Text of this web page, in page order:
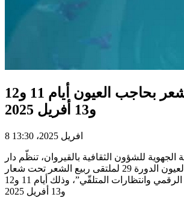
ملتقى ربيع الشعر بحاجب العيون أيام 11 و12
و13 أفريل 2025
8 افريل 2025، 13:30
للشؤون الثقافية بالقيروان، تنظّم دار
الثقافة حاجب العيون الدورة 29 لملتقى ربيع الشعر تحت شعار
“الخطاب الإبداعي الرقمي وانتظارات المتلقّي”، وذلك أيام 11 و12
و13 أفريل 2025